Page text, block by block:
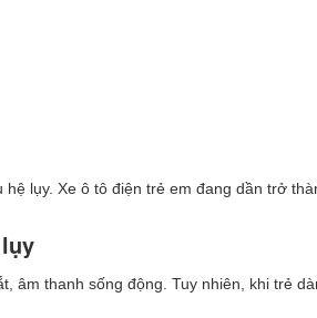
lụy. Xe ô tô điện trẻ em đang dần trở
âm thanh sống động. Tuy nhiên, khi trẻ